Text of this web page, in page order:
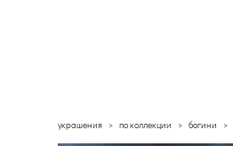
украшения > по коллекции > богини >